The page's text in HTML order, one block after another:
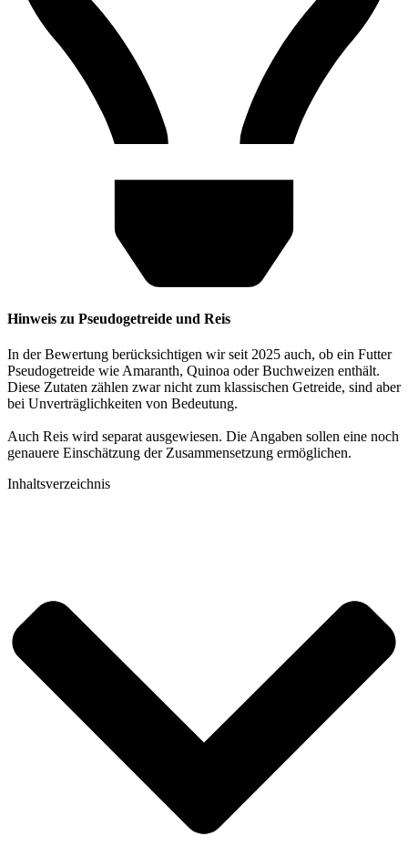
Hinweis zu Pseudogetreide und Reis
In der Bewertung berücksichtigen wir seit 2025 auch, ob ein Futter
Pseudogetreide wie Amaranth, Quinoa oder Buchweizen enthält.
Diese Zutaten zählen zwar nicht zum klassischen Getreide, sind aber
bei Unverträglichkeiten von Bedeutung.
Auch Reis wird separat ausgewiesen. Die Angaben sollen eine noch
genauere Einschätzung der Zusammensetzung ermöglichen.
Inhaltsverzeichnis​